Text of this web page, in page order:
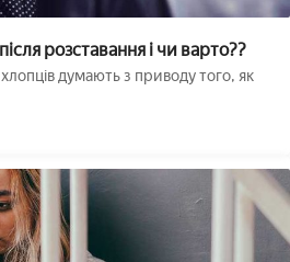
розставання і чи варто??
думають з приводу того, як